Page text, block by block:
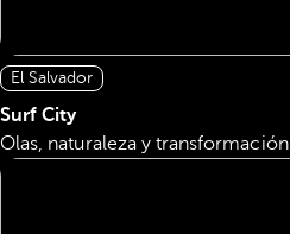
El Salvador
Surf City
Olas, naturaleza y transformación